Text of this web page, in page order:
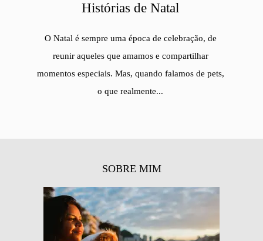
Histórias de Natal
O Natal é sempre uma época de celebração, de
reunir aqueles que amamos e compartilhar
momentos especiais. Mas, quando falamos de pets,
o que realmente...
SOBRE MIM